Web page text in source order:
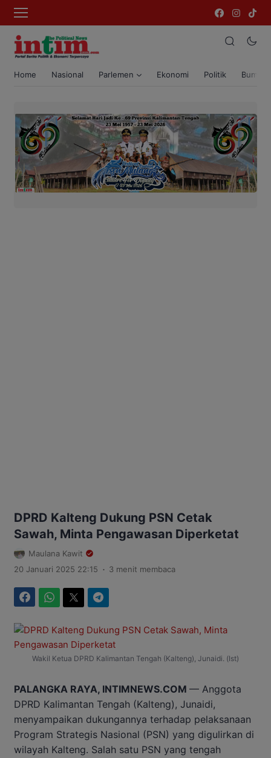
Home Nasional Parlemen Ekonomi Politik Bumi
DPRD Kalteng Dukung PSN Cetak
Sawah, Minta Pengawasan Diperketat
Maulana Kawit
20 Januari 2025 22:15 . 3 menit membaca
Wakil Ketua DPRD Kalimantan Tengah (Kalteng), Junaidi. (Ist)
PALANGKA RAYA, INTIMNEWS.COM — Anggota
DPRD Kalimantan Tengah (Kalteng), Junaidi,
menyampaikan dukungannya terhadap pelaksanaan
Program Strategis Nasional (PSN) yang digulirkan di
wilayah Kalteng. Salah satu PSN yang tengah